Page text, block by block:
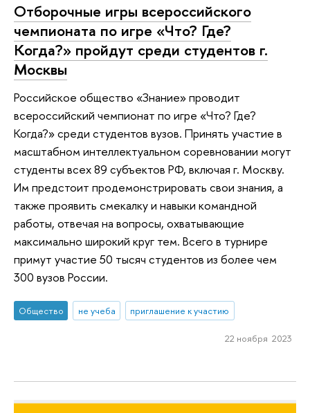
Отборочные игры всероссийского
чемпионата по игре «Что? Где?
Когда?» пройдут среди студентов г.
Москвы
Российское общество «Знание» проводит
всероссийский чемпионат по игре «Что? Где?
Когда?» среди студентов вузов. Принять участие в
масштабном интеллектуальном соревновании могут
студенты всех 89 субъектов РФ, включая г. Москву.
Им предстоит продемонстрировать свои знания, а
также проявить смекалку и навыки командной
работы, отвечая на вопросы, охватывающие
максимально широкий круг тем. Всего в турнире
примут участие 50 тысяч студентов из более чем
300 вузов России.
Общество не учеба приглашение к участию
22 ноября 2023